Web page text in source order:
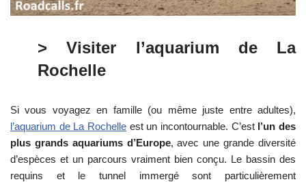
> Visiter l’aquarium de La
Rochelle
Si vous voyagez en famille (ou même juste entre adultes),
l’aquarium de La Rochelle est un incontournable. C’est l’un des
plus grands aquariums d’Europe, avec une grande diversité
d’espèces et un parcours vraiment bien conçu. Le bassin des
requins et le tunnel immergé sont particulièrement